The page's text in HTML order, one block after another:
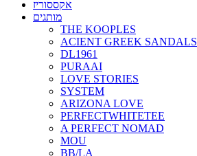
אקססוריז
מותגים
THE KOOPLES
ACIENT GREEK SANDALS
DL1961
PURAAI
LOVE STORIES
SYSTEM
ARIZONA LOVE
PERFECTWHITETEE
A PERFECT NOMAD
MOU
BB/LA